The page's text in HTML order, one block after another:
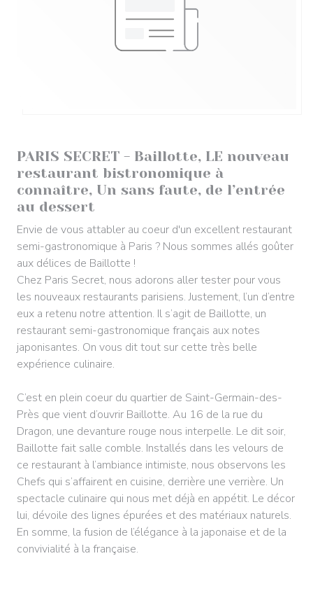
PARIS SECRET - Baillotte, LE nouveau
restaurant bistronomique à
connaître, Un sans faute, de l’entrée
au dessert
Envie de vous attabler au coeur d'un excellent restaurant
semi-gastronomique à Paris ? Nous sommes allés goûter
aux délices de Baillotte !
Chez Paris Secret, nous adorons aller tester pour vous
les nouveaux restaurants parisiens. Justement, l’un d’entre
eux a retenu notre attention. Il s’agit de Baillotte, un
restaurant semi-gastronomique français aux notes
japonisantes. On vous dit tout sur cette très belle
expérience culinaire.
C’est en plein coeur du quartier de Saint-Germain-des-
Près que vient d’ouvrir Baillotte. Au 16 de la rue du
Dragon, une devanture rouge nous interpelle. Le dit soir,
Baillotte fait salle comble. Installés dans les velours de
ce restaurant à l’ambiance intimiste, nous observons les
Chefs qui s’affairent en cuisine, derrière une verrière. Un
spectacle culinaire qui nous met déjà en appétit. Le décor
lui, dévoile des lignes épurées et des matériaux naturels.
En somme, la fusion de l’élégance à la japonaise et de la
convivialité à la française.